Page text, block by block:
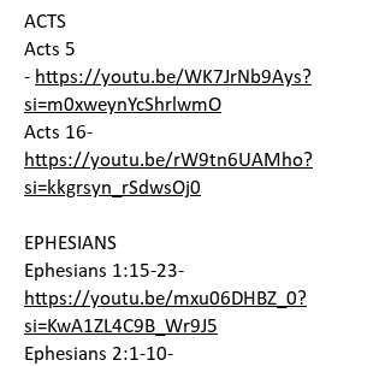
ACTS
Acts 5
- https://youtu.be/WK7JrNb9Ays?
si=m0xweynYcShrlwmO
Acts 16-
https://youtu.be/rW9tn6UAMho?
si=kkgrsyn_rSdwsOj0
EPHESIANS
Ephesians 1:15-23-
https://youtu.be/mxu06DHBZ_0?
si=KwA1ZL4C9B_Wr9J5
Ephesians 2:1-10-